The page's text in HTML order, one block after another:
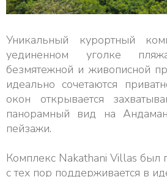
Уникальный курортный
уединенном уголке
безмятежной и живописной
идеально сочетаются
окон открывается
панорамный вид на
пейзажи.
Комплекс Nakathani Villas был
с тех пор поддерживается в